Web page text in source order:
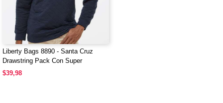
Liberty Bags 8890 - Santa Cruz
Drawstring Pack Con Super
DUROcord
$39,98